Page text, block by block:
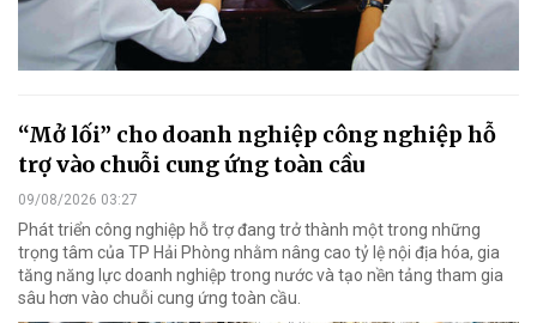
“Mở lối” cho doanh nghiệp công nghiệp hỗ
trợ vào chuỗi cung ứng toàn cầu
09/08/2026 03:27
Phát triển công nghiệp hỗ trợ đang trở thành một trong những
trọng tâm của TP Hải Phòng nhằm nâng cao tỷ lệ nội địa hóa, gia
tăng năng lực doanh nghiệp trong nước và tạo nền tảng tham gia
sâu hơn vào chuỗi cung ứng toàn cầu.